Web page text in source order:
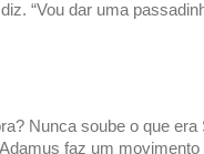
“Vou dar uma
Nunca soube o que era
faz um movimento